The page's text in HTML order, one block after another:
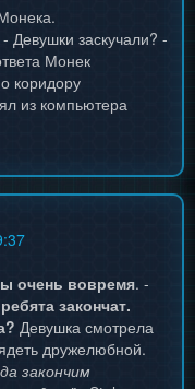
Девушки заскучали? -
Монек
коридору
из компьютера
очень вовремя. -
закончат.
Девушка смотрела
дружелюбной.
закончим